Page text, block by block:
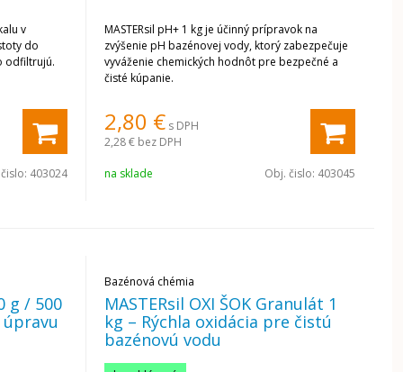
v
do
odfiltrujú.
403024
MASTERsil pH+ 1 kg je účinný prípravok na
zvýšenie pH bazénovej vody, ktorý zabezpečuje
vyváženie chemických hodnôt pre bezpečné a
čisté kúpanie.
2,80 € s DPH
2,28 € bez DPH
na sklade Obj. čislo: 403045
g / 500
Bazénová chémia
MASTERsil OXI ŠOK Granulát 1
kg – Rýchla oxidácia pre čistú
bazénovú vodu